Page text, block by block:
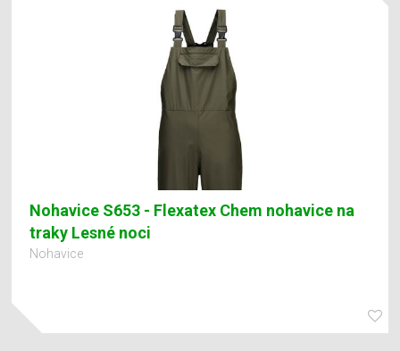
Nohavice S653 - Flexatex Chem nohavice na
traky Lesné noci
Nohavice